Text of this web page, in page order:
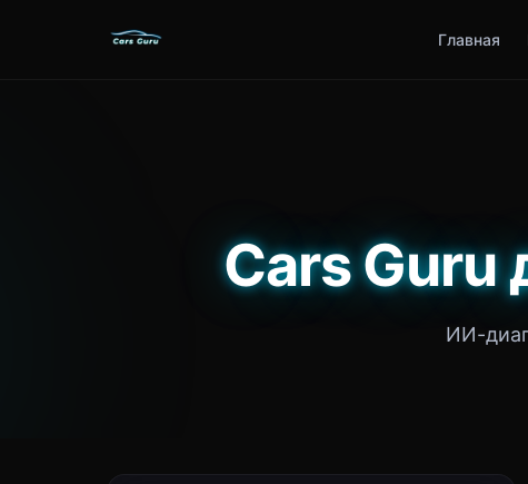
Главная
Cars Guru
ИИ-